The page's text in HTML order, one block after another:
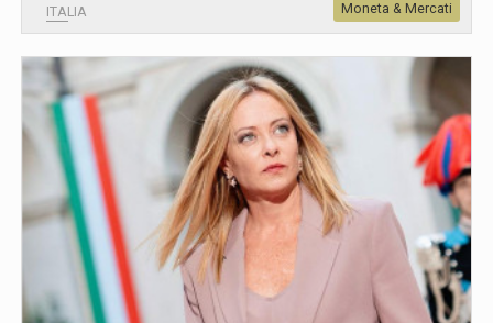
ITALIA Moneta & Mercati